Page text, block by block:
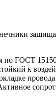
ГОСТ
к